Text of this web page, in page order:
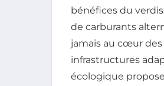
bénéfices du
de carburants
jamais au cœur
infrastructures
écologique